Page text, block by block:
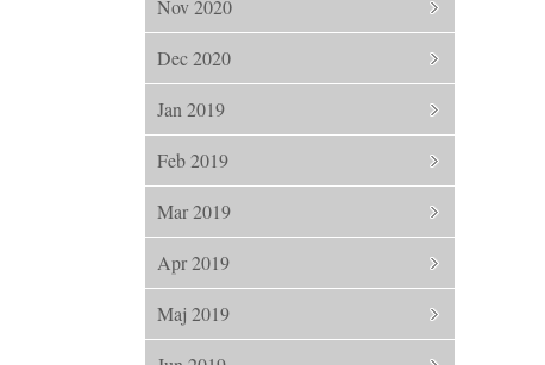
Nov 2020
Dec 2020
Jan 2019
Feb 2019
Mar 2019
Apr 2019
Maj 2019